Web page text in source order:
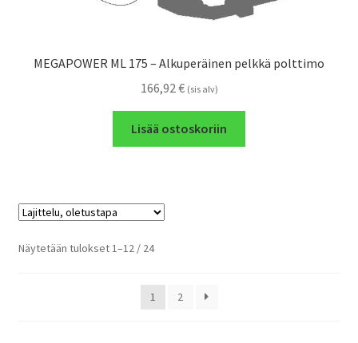
MEGAPOWER ML 175 – Alkuperäinen pelkkä polttimo
166,92€ (sis alv)
Lisää ostoskoriin
Näytetään tulokset 1–12 / 24
1 2